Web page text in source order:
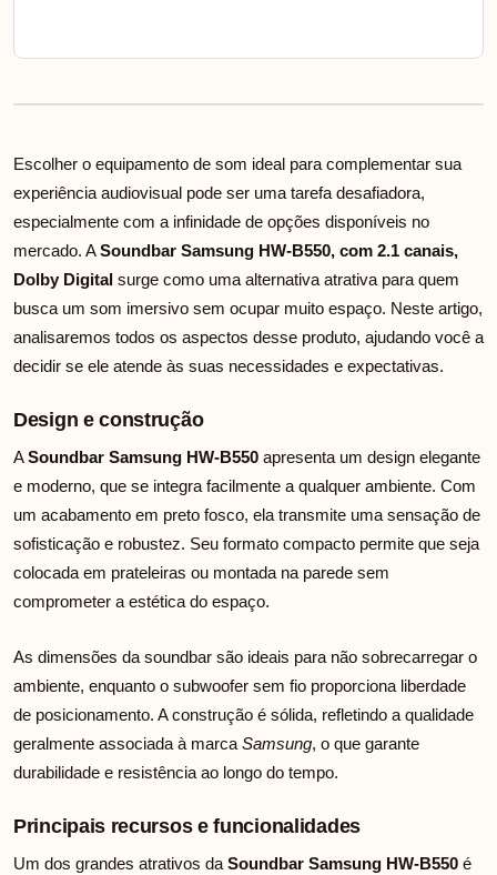
Escolher o equipamento de som ideal para complementar sua
experiência audiovisual pode ser uma tarefa desafiadora,
especialmente com a infinidade de opções disponíveis no
mercado. ASoundbar Samsung HW-B550, com 2.1 canais,
Dolby Digital surge como uma alternativa atrativa para quem
busca um som imersivo sem ocupar muito espaço. Neste artigo,
analisaremos todos os aspectos desse produto, ajudando você a
decidir se ele atende às suas necessidades e expectativas.
Design e construção
ASoundbar Samsung HW-B550 apresenta um design elegante
e moderno, que se integra facilmente a qualquer ambiente. Com
um acabamento em preto fosco, ela transmite uma sensação de
sofisticação e robustez. Seu formato compacto permite que seja
colocada em prateleiras ou montada na parede sem
comprometer a estética do espaço.
As dimensões da soundbar são ideais para não sobrecarregar o
ambiente, enquanto o subwoofer sem fio proporciona liberdade
de posicionamento. A construção é sólida, refletindo a qualidade
geralmente associada à marca Samsung, o que garante
durabilidade e resistência ao longo do tempo.
Principais recursos e funcionalidades
Um dos grandes atrativos da Soundbar Samsung HW-B550 é